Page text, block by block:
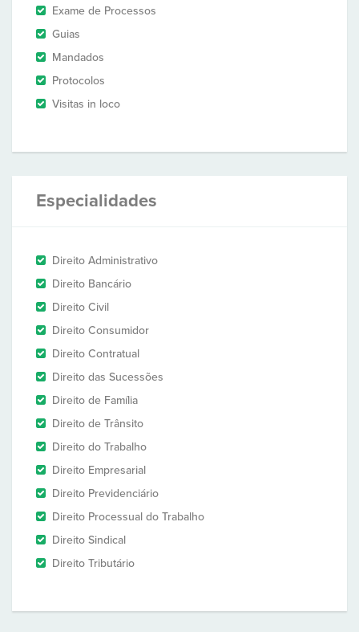
Exame de Processos
Guias
Mandados
Protocolos
Visitas in loco
Especialidades
Direito Administrativo
Direito Bancário
Direito Civil
Direito Consumidor
Direito Contratual
Direito das Sucessões
Direito de Família
Direito de Trânsito
Direito do Trabalho
Direito Empresarial
Direito Previdenciário
Direito Processual do Trabalho
Direito Sindical
Direito Tributário